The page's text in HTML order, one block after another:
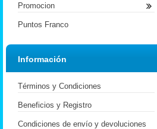
Promocion
Puntos Franco
Información
Términos y Condiciones
Beneficios y Registro
Condiciones de envío y devoluciones